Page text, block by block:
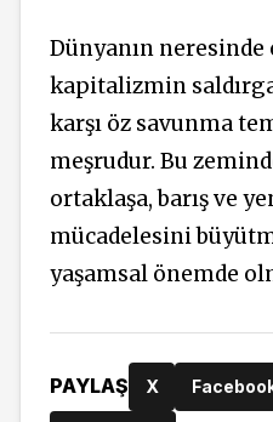
Dünyanın neresinde
kapitalizmin
karşı öz savunma
meşrudur. Bu
ortaklaşa, barış ve
mücadelesini
yaşamsal önemde
PAYLAŞ X